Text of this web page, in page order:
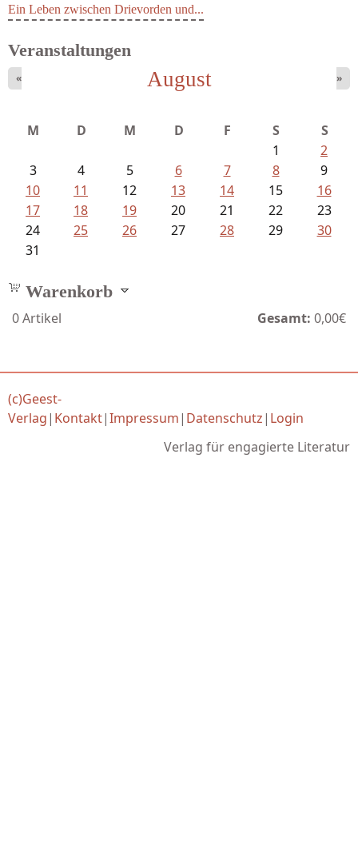
Ein Leben zwischen Drievorden und...
Veranstaltungen
August
« »
M D M D F S
S
1
2
3
4 5 6 7 8
9
10
11 12 13 14 15
16
17
18 19 20 21 22
23
24
25 26 27 28 29
30
31
Warenkorb
0Artikel Gesamt: 0,00€
(c)Geest-
Verlag| Kontakt|Impressum| Datenschutz| Login
Verlag für engagierte Literatur